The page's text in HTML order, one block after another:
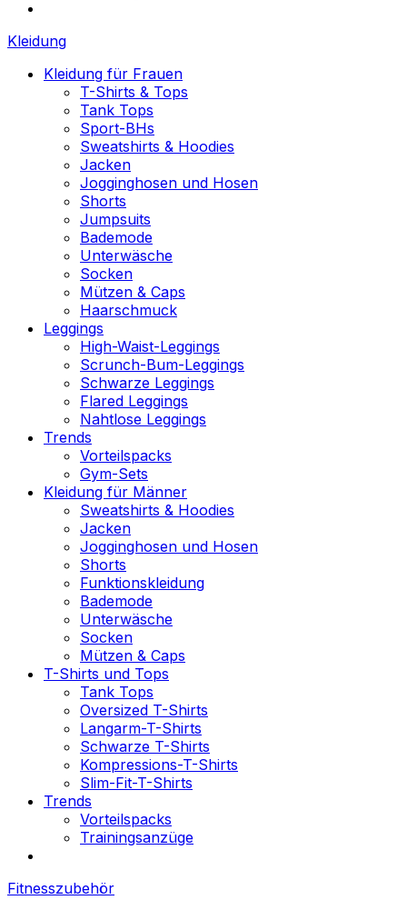
Kleidung
Kleidung für Frauen
T-Shirts & Tops
Tank Tops
Sport-BHs
Sweatshirts & Hoodies
Jacken
Jogginghosen und Hosen
Shorts
Jumpsuits
Bademode
Unterwäsche
Socken
Mützen & Caps
Haarschmuck
Leggings
High-Waist-Leggings
Scrunch-Bum-Leggings
Schwarze Leggings
Flared Leggings
Nahtlose Leggings
Trends
Vorteilspacks
Gym-Sets
Kleidung für Männer
Sweatshirts & Hoodies
Jacken
Jogginghosen und Hosen
Shorts
Funktionskleidung
Bademode
Unterwäsche
Socken
Mützen & Caps
T-Shirts und Tops
Tank Tops
Oversized T-Shirts
Langarm-T-Shirts
Schwarze T-Shirts
Kompressions-T-Shirts
Slim-Fit-T-Shirts
Trends
Vorteilspacks
Trainingsanzüge
Fitnesszubehör